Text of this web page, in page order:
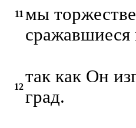
11мы
сражавшиеся
12
так как Он
град.